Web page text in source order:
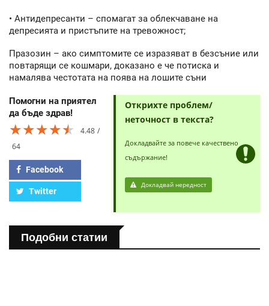
• Антидепресанти – спомагат за облекчаване на
депресията и пристъпите на тревожност;
Празозин – ако симптомите се изразяват в безсъние или
повтарящи се кошмари, доказано е че потиска и
намалява честотата на поява на лошите съни
Помогни на приятел
да бъде здрав!
★★★★★
★★★★★
★★★★★
4.48
64
Facebook
Twitter
Открихте проблем/
неточност в текста?
Докладвайте за повече качествено
съдържание!
Докладвай нередност
Подобни статии